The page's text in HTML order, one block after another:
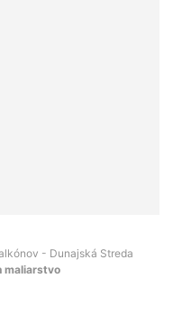
- Dunajská Streda
maliarstvo